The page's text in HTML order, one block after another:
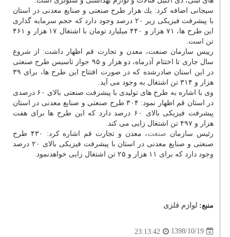
سیجانی اضافه كرد: یك هزار طرح صنعتی و صنایع معدنی در استان
با پیشرفت فیزیكی زیر ۲۰ درصد وجود دارد كه حجم سرمایه گذاری
این طرح ها، ۷۱ هزار و ۴۴۰ میلیارد تومان با اشتغال ۱۷ هزار و ۴۶۱
تن است.
رییس سازمان صنعت، معدن و تجارت قم اظهار داشت: از شروع
سال جاری تا اختتام آذرماه، دو هزار و ۹۵ جواز تاسیس طرح صنعتی
در این استان صادرشده كه در صورت افتتاح این طرح ها، برای ۳۹
هزار و ۳۱۴ تن اشتغال به وجود می آید.
وی با اشاره به طرح های تولیدی با پیشرفت صنعتی بالای ۶۰ درصدی
در استان قم اظهار نمود: ۳۰۴ طرح صنعتی و صنایع معدنی در استان
پیشرفت فیزیكی بالای ۶۰ درصد دارد كه این طرح ها برای هفت
هزار و ۴۹۷ تن اشتغال زایی می كند.
رئیس سازمان صنعت
، معدن و تجارت قم اشاره كرد: ۴۳۰ طرح
صنعتی و صنایع معدنی در استان با پیشرفت فیزیكی بالای ۲۰ درصد
وجود دارد كه برای ۱۱ هزار و ۲۵ تن اشتغال زایی خواهدنمود.
منبع: لوازم فلزی
1398/10/19
23:13:42